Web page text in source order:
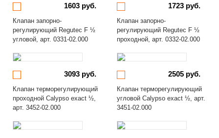
1603 руб.
Клапан запорно-
регулирующий Regutec F ½
угловой, арт. 0331-02.000
1723 руб.
Клапан запорно-
регулирующий Regutec F ½
проходной, арт. 0332-02.000
3093 руб.
Клапан терморегулирующий
проходной Calypso exact ½,
арт. 3452-02.000
2505 руб.
Клапан терморегулирующий
угловой Calypso exact ½, арт.
3451-02.000